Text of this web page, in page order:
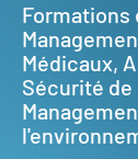
Formations
Médicaux,
Sécurité